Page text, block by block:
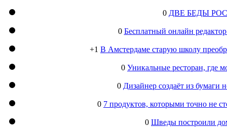
0 ДВЕ БЕДЫ
0 Бесплатный онлайн
+1 В Амстердаме старую школу
0 Уникальные ресторан, где
0 Дизайнер создаёт из
0 7 продуктов, которыми точно не
0 Шведы построили